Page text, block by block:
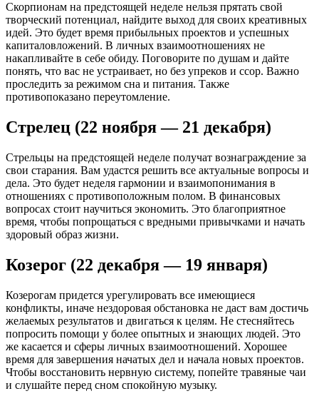
Скорпионам на предстоящей неделе нельзя прятать свой
творческий потенциал, найдите выход для своих креативных
идей. Это будет время прибыльных проектов и успешных
капиталовложений. В личных взаимоотношениях не
накапливайте в себе обиду. Поговорите по душам и дайте
понять, что вас не устраивает, но без упреков и ссор. Важно
проследить за режимом сна и питания. Также
противопоказано переутомление.
Стрелец (22 ноября — 21 декабря)
Стрельцы на предстоящей неделе получат вознаграждение за
свои старания. Вам удастся решить все актуальные вопросы и
дела. Это будет неделя гармонии и взаимопонимания в
отношениях с противоположным полом. В финансовых
вопросах стоит научиться экономить. Это благоприятное
время, чтобы попрощаться с вредными привычками и начать
здоровый образ жизни.
Козерог (22 декабря — 19 января)
Козерогам придется урегулировать все имеющиеся
конфликты, иначе нездоровая обстановка не даст вам достичь
желаемых результатов и двигаться к целям. Не стесняйтесь
попросить помощи у более опытных и знающих людей. Это
же касается и сферы личных взаимоотношений. Хорошее
время для завершения начатых дел и начала новых проектов.
Чтобы восстановить нервную систему, попейте травяные чаи
и слушайте перед сном спокойную музыку.